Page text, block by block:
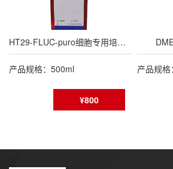
HT29-FLUC-puro细胞专用培养基
产品规格：500ml
¥800
产品规